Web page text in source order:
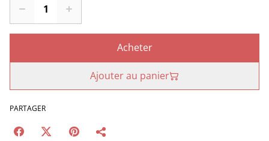
Acheter
Ajouter au panier
PARTAGER